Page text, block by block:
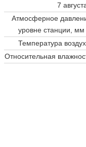
7
Атмосферное
уровне станции, мм
Температура
Относительная